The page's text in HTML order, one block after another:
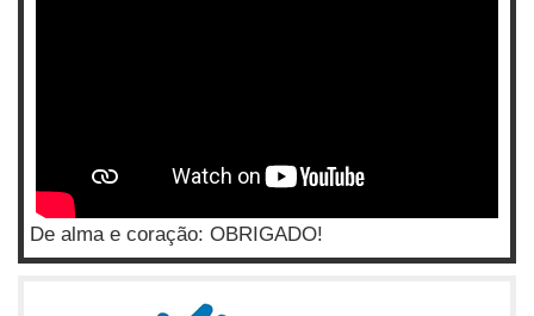
De alma e coração: OBRIGADO!